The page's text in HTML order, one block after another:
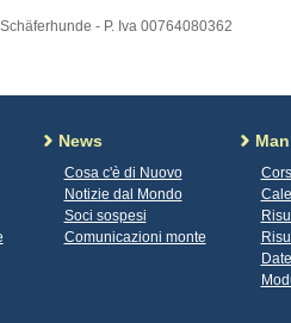
- P. Iva 00764080362
News
Cosa c'è di Nuovo
Notizie dal Mondo
Soci sospesi
Comunicazioni monte